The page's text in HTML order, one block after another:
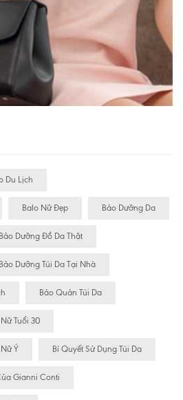
Du Lịch
Balo Nữ Đẹp Bảo Dưỡng Da
Bảo Dưỡng Đồ Da Thật
Bảo Dưỡng Túi Da Tại Nhà
Bảo Quản Túi Da
Tuổi 30
Ý Bí Quyết Sử Dụng Túi Da
Gianni Conti